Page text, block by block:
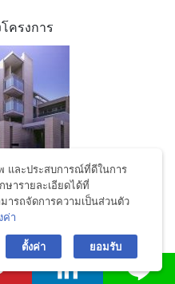
ครงการ
และประสบการณ์ที่ดีในการ
ารายละเอียดได้ที่
ารถจัดการความเป็นส่วนตัว
ค่า
ตั้งค่า ยอมรับ